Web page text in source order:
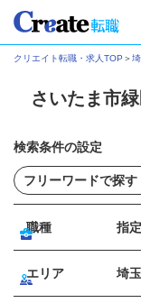
クリエイト転職・求人TOP ＞
さいたま市
検索条件の設定
職種 指
エリア 埼